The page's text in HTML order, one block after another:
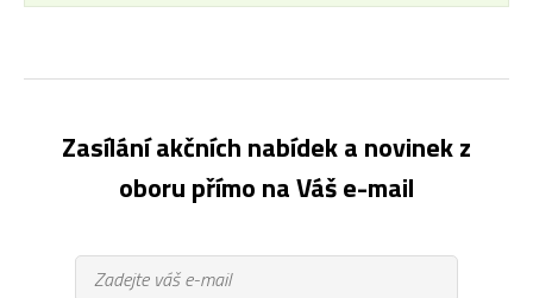
Zasílání akčních nabídek a novinek z
oboru přímo na Váš e-mail